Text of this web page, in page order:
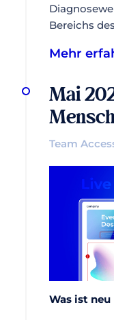
Bereichs
Mehr
Mai
Team
Was ist neu